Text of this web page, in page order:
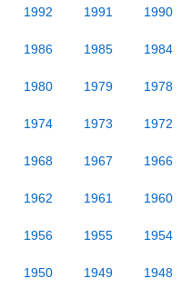
1992 1991 1990
1986 1985 1984
1980 1979 1978
1974 1973 1972
1968 1967 1966
1962 1961 1960
1956 1955 1954
1950 1949 1948